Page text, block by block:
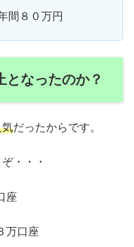
間８０万円
となったのか？
気だったからです。
・・・
座
万口座